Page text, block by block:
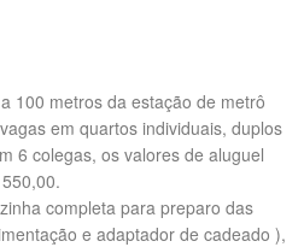
100 metros da estação de metrô
em quartos individuais, duplos
6 colegas, os valores de aluguel
completa para preparo das
e adaptador de cadeado ),